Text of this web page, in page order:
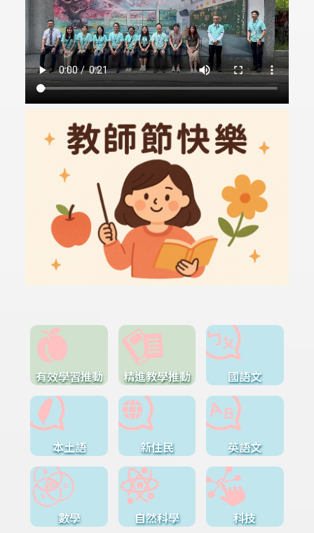
有效學習推動 精進教學推動 國語文
本土語 新住民 英語文
數學 自然科學 科技